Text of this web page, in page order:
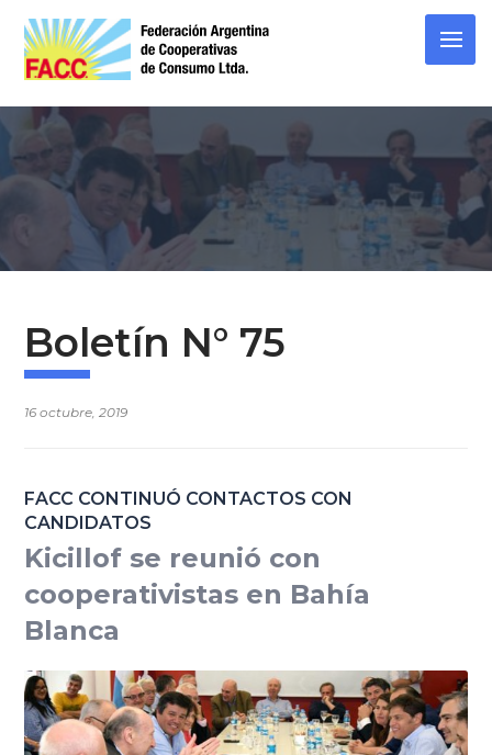
content
Boletín N° 75
16 octubre, 2019
FACC CONTINUÓ CONTACTOS CON
CANDIDATOS
Kicillof se reunió con
cooperativistas en Bahía
Blanca